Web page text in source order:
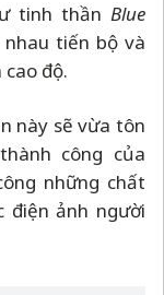
tinh thần Blue
tiến bộ và
độ.
này sẽ vừa tôn
công của
những chất
điện ảnh người